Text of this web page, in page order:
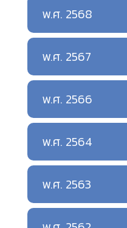
พ.ศ. 2568
พ.ศ. 2567
พ.ศ. 2566
พ.ศ. 2564
พ.ศ. 2563